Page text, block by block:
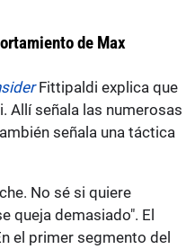
de Max
Fittipaldi explica que
Allí señala las numerosas
señala una táctica
No sé si quiere
queja demasiado". El
el primer segmento del